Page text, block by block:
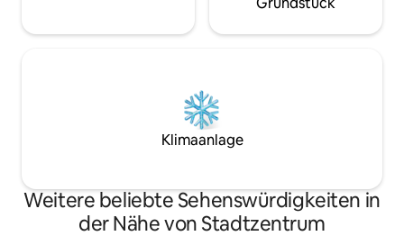
Klimaanlage
Weitere beliebte Sehenswürdigkeiten in
der Nähe von Stadtzentrum